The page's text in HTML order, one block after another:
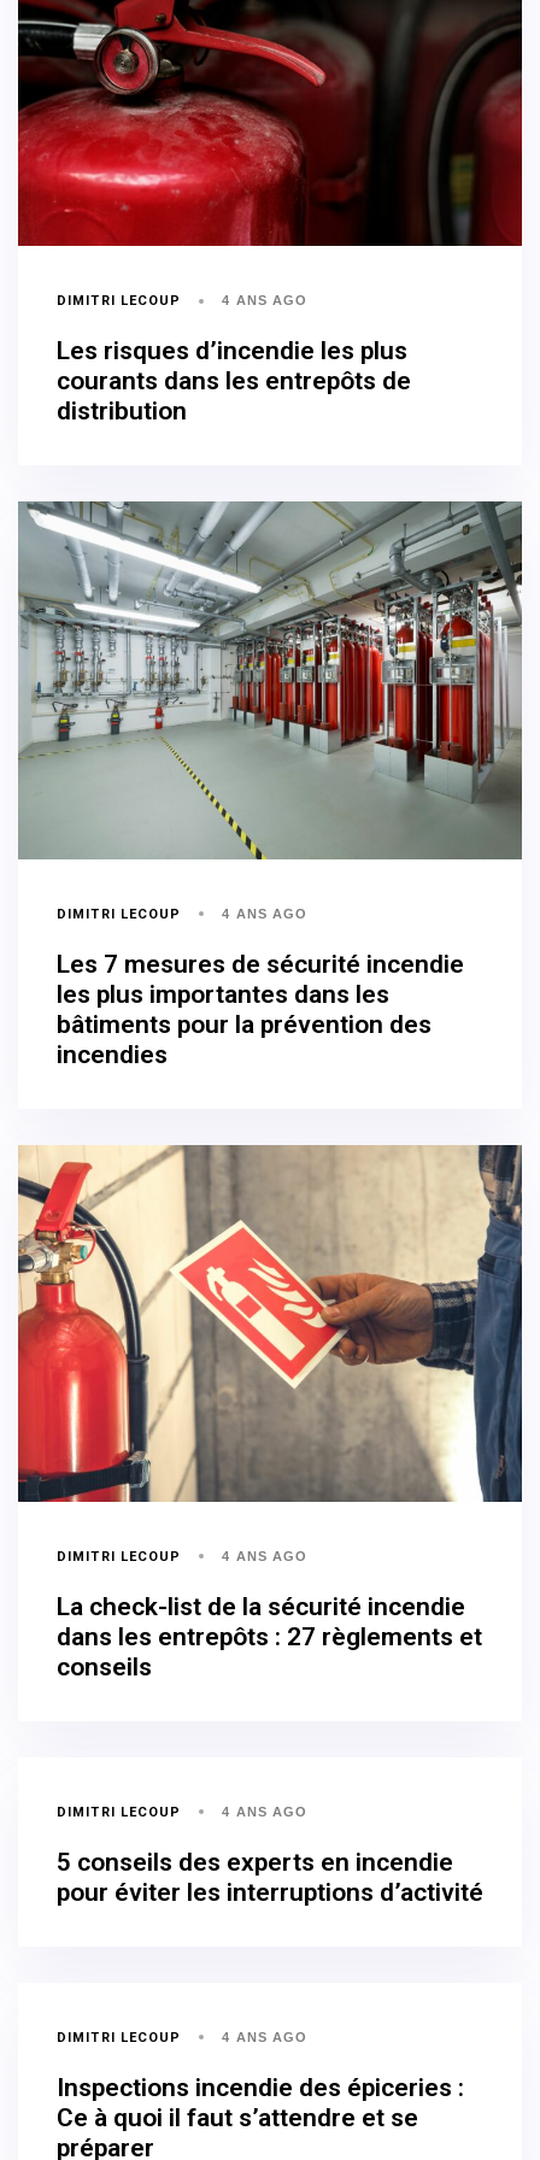
DIMITRI LECOUP 4 ANS AGO
Les risques d’incendie les plus
courants dans les entrepôts de
distribution
DIMITRI LECOUP 4 ANS AGO
Les 7 mesures de sécurité incendie
les plus importantes dans les
bâtiments pour la prévention des
incendies
DIMITRI LECOUP 4 ANS AGO
La check-list de la sécurité incendie
dans les entrepôts : 27 règlements et
conseils
DIMITRI LECOUP 4 ANS AGO
5 conseils des experts en incendie
pour éviter les interruptions d’activité
DIMITRI LECOUP 4 ANS AGO
Inspections incendie des épiceries :
Ce à quoi il faut s’attendre et se
préparer